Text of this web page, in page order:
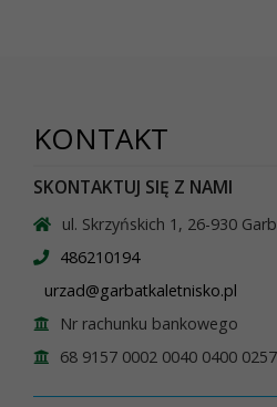
KONTAKT
SKONTAKTUJ SIĘ Z NAMI
ul. Skrzyńskich 1, 26-930
486210194
urzad@garbatkaletnisko.pl
Nr rachunku bankowego
68 9157 0002 0040 0400